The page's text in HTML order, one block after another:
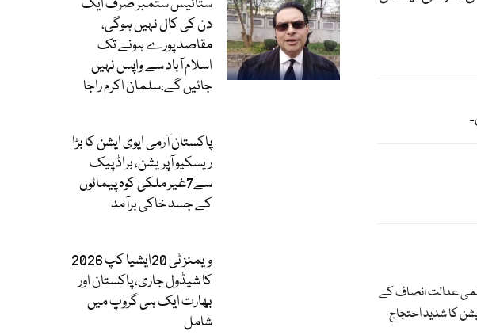
ستائیس ستمبر صرف ایک
دن کی کال نہیں ہوگی،
مقاصد پورے ہونے تک
اسلام آباد سے واپس نہیں
جائیں گے،سلمان اکرم راجا
پاکستان آرمی ایوی ایشن کا بڑا
ریسکیو آپریشن، براڈ پیک
سے7غیر ملکی کوہ پیمائوں
کے جسد خاکی برآمد
ویمنز ٹی 20ایشیا کپ 2026
کا شیڈول جاری، پاکستان اور
بھارت ایک ہی گروپ میں
شامل
عدالت انصاف کے
کا شدید احتجاج